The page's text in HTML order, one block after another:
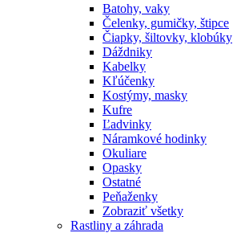
Batohy, vaky
Čelenky, gumičky, štipce
Čiapky, šiltovky, klobúky
Dáždniky
Kabelky
Kľúčenky
Kostýmy, masky
Kufre
Ľadvinky
Náramkové hodinky
Okuliare
Opasky
Ostatné
Peňaženky
Zobraziť všetky
Rastliny a záhrada